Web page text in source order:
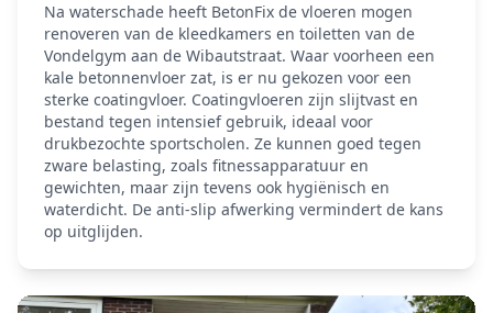
Na waterschade heeft BetonFix de vloeren mogen
renoveren van de kleedkamers en toiletten van de
Vondelgym aan de Wibautstraat. Waar voorheen een
kale betonnenvloer zat, is er nu gekozen voor een
sterke coatingvloer. Coatingvloeren zijn slijtvast en
bestand tegen intensief gebruik, ideaal voor
drukbezochte sportscholen. Ze kunnen goed tegen
zware belasting, zoals fitnessapparatuur en
gewichten, maar zijn tevens ook hygiënisch en
waterdicht. De anti-slip afwerking vermindert de kans
op uitglijden.